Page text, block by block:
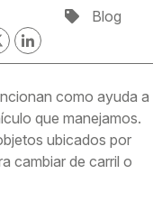
Blog
como ayuda a
que manejamos.
ubicados por
cambiar de carril o